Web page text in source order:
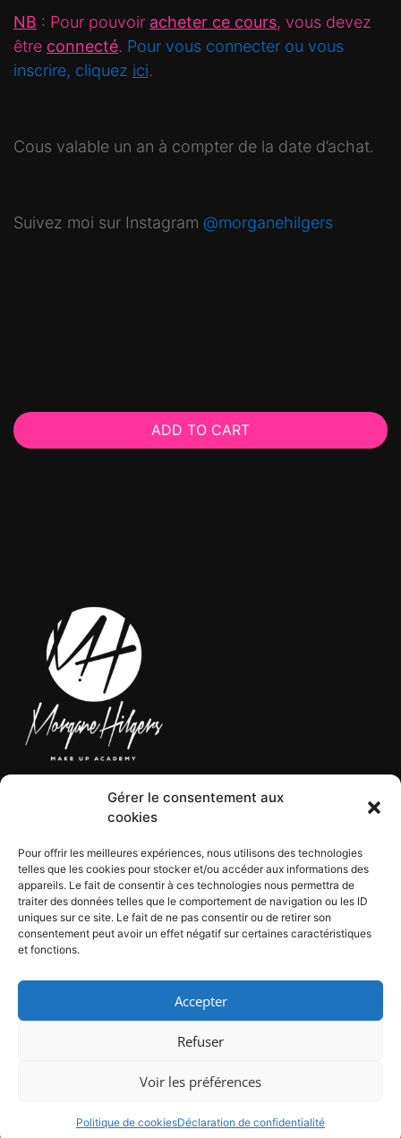
Gérer le consentement aux
cookies
Pour offrir les meilleures expériences, nous utilisons des technologies
telles que les cookies pour stocker et/ou accéder aux informations des
appareils. Le fait de consentir à ces technologies nous permettra de
traiter des données telles que le comportement de navigation ou les ID
uniques sur ce site. Le fait de ne pas consentir ou de retirer son
consentement peut avoir un effet négatif sur certaines caractéristiques
et fonctions.
Accepter
Refuser
Voir les préférences
Politique de cookiesDéclaration de confidentialité
NB : Pour pouvoir acheter ce cours, vous devez
être connecté. Pour vous connecter ou vous
inscrire, cliquez ici.
Cous valable un an à compter de la date d’achat.
Suivez moi sur Instagram @morganehilgers
ADD TO CART
CGV
CGU
Mentions légales
Politique de confidentialité